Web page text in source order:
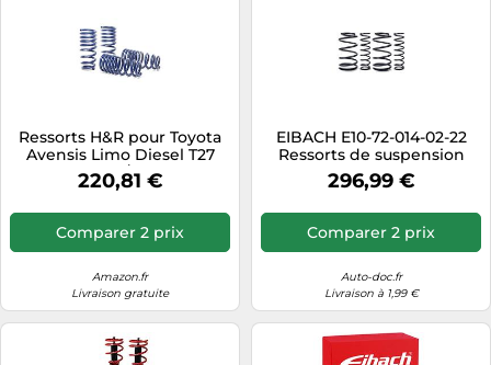
Ressorts H&R pour Toyota
Avensis Limo Diesel T27
avec ABE 01/09- Toyota
Avensis T27
220,81 €
Comparer 2 prix
Amazon.fr
Livraison gratuite
EIBACH E10-72-014-02-22
Ressorts de suspension
296,99 €
Comparer 2 prix
Auto-doc.fr
Livraison à 1,99 €